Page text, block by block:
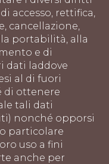
accesso, rettifica,
cancellazione,
portabilità, alla
e di
dati laddove
al di fuori
di ottenere
tali dati
nonché opporsi
particolare
uso a fini
anche per